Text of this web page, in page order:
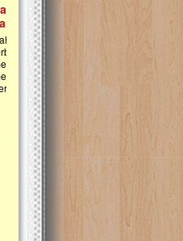
Open Donasi Wakaf
Rumah Qur'an & TK Islam
Najjah di Jonggol
Saat ini, Ulurtangan bersama Yayasan
Najjahtul Islam Jonggol sedang merintis
pembangunan Rumah Qur’an dan
kanak Islam Terpadu (TKIT) An Najjah
Gedung Majelis Taklim di Jonggol,...